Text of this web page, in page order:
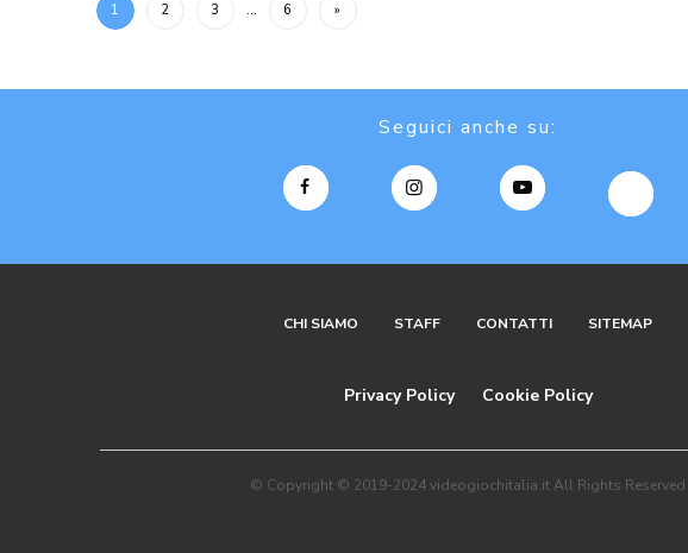
1 2 3 … 6 »
Seguici anche su:
CHI SIAMO STAFF CONTATTI SITEMAP
Privacy Policy Cookie Policy
© Copyright © 2019-2024 videogiochitalia.it All Rights Reserved